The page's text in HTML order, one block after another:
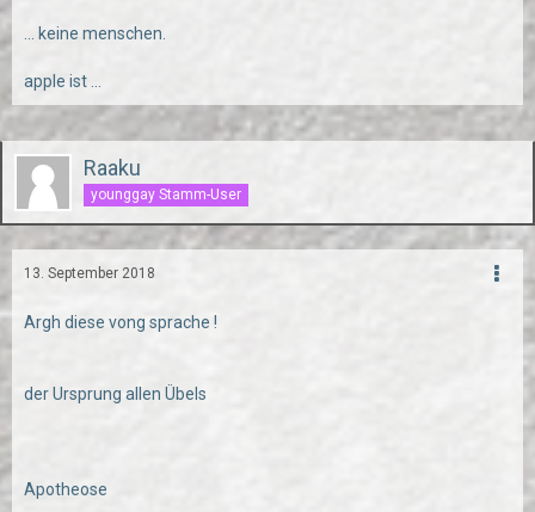
... keine menschen.
apple ist ...
Raaku
younggay Stamm-User
13. September 2018
Argh diese vong sprache !
der Ursprung allen Übels
Apotheose